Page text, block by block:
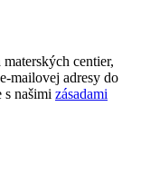
centier,
mailovej adresy do
s našimi zásadami